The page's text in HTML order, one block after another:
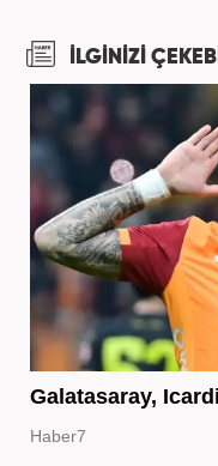
İLGİNİZİ
Galatasaray,
Haber7